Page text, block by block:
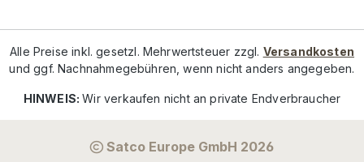
Alle Preise inkl. gesetzl. Mehrwertsteuer zzgl. Versandkosten
und ggf. Nachnahmegebühren, wenn nicht anders angegeben.
HINWEIS:Wir verkaufen nicht an private Endverbraucher
Satco Europe GmbH 2026